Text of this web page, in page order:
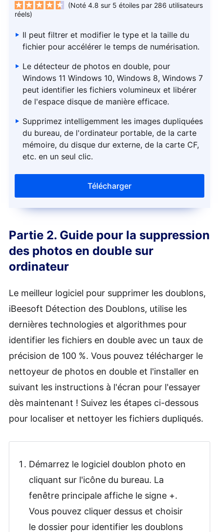
(Noté 4.8 sur 5 étoiles par 286 utilisateurs
réels)
Il peut filtrer et modifier le type et la taille du
fichier pour accélérer le temps de numérisation.
Le détecteur de photos en double, pour
Windows 11 Windows 10, Windows 8, Windows 7
peut identifier les fichiers volumineux et libérer
de l'espace disque de manière efficace.
Supprimez intelligemment les images dupliquées
du bureau, de l'ordinateur portable, de la carte
mémoire, du disque dur externe, de la carte CF,
etc. en un seul clic.
Télécharger
Partie 2. Guide pour la suppression
des photos en double sur
ordinateur
Le meilleur logiciel pour supprimer les doublons,
iBeesoft Détection des Doublons, utilise les
dernières technologies et algorithmes pour
identifier les fichiers en double avec un taux de
précision de 100 %. Vous pouvez télécharger le
nettoyeur de photos en double et l'installer en
suivant les instructions à l'écran pour l'essayer
dès maintenant ! Suivez les étapes ci-dessous
pour localiser et nettoyer les fichiers dupliqués.
Démarrez le logiciel doublon photo en
cliquant sur l'icône du bureau. La
fenêtre principale affiche le signe +.
Vous pouvez cliquer dessus et choisir
le dossier pour identifier les doublons